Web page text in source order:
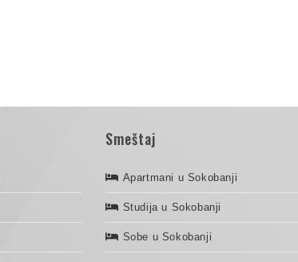
Smeštaj
Apartmani u Sokobanji
Studija u Sokobanji
Sobe u Sokobanji